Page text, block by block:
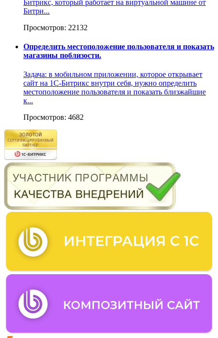
Битрикс, который работает на виртуальной машине от
Битри...
Просмотров: 22132
Определить местоположение пользователя и показать
магазины поблизости.
Задача: в мобильном приложении, которое открывает
сайт на 1С-Битрикс внутри себя, нужно определить
местоположение пользователя и показать близжайшие
к...
Просмотров: 4682